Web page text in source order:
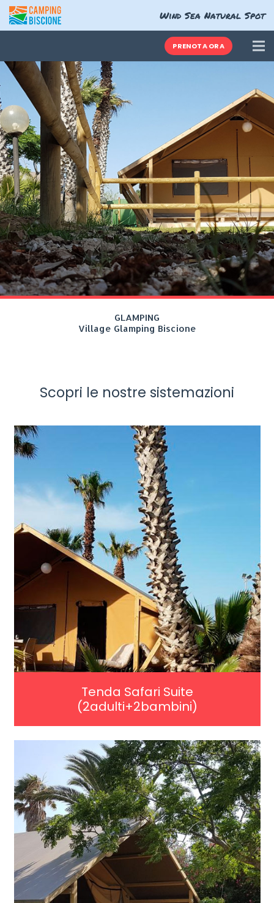
Wind Sea Natural Spot
PRENOTA ORA
GLAMPING
Village Glamping Biscione
Scopri le nostre sistemazioni
Tenda Safari Suite
(2adulti+2bambini)
SCOPRI DI PIÚ